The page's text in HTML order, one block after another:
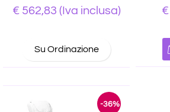
€ 562,83 (Iva inclusa)
Su Ordinazione
-36%